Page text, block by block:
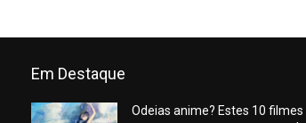
Em Destaque
Odeias anime? Estes 10 filmes